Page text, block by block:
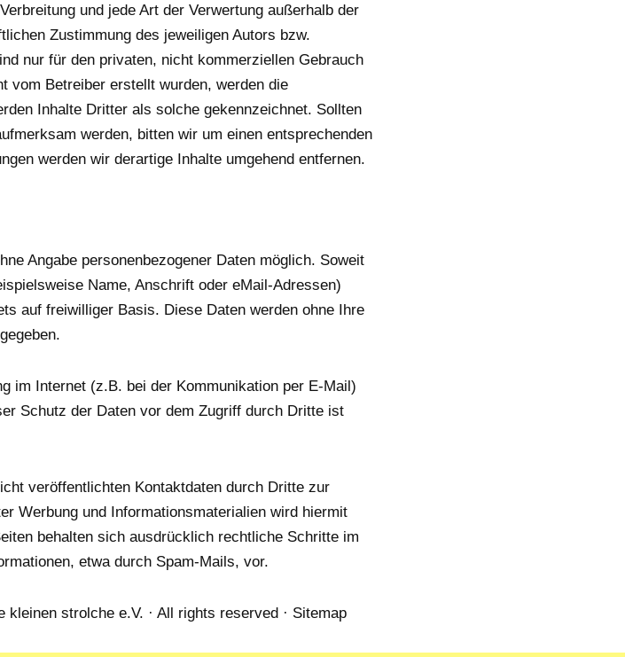
und jede Art der Verwertung außerhalb der
Zustimmung des jeweiligen Autors bzw.
nur für den privaten, nicht kommerziellen Gebrauch
vom Betreiber erstellt wurden, werden die
Inhalte Dritter als solche gekennzeichnet. Sollten
werden, bitten wir um einen entsprechenden
werden wir derartige Inhalte umgehend entfernen.
Angabe personenbezogener Daten möglich. Soweit
Name, Anschrift oder eMail-Adressen)
auf freiwilliger Basis. Diese Daten werden ohne Ihre
im Internet (z.B. bei der Kommunikation per E-Mail)
Schutz der Daten vor dem Zugriff durch Dritte ist
veröffentlichten Kontaktdaten durch Dritte zur
Werbung und Informationsmaterialien wird hiermit
behalten sich ausdrücklich rechtliche Schritte im
etwa durch Spam-Mails, vor.
strolche e.V. · All rights reserved · Sitemap